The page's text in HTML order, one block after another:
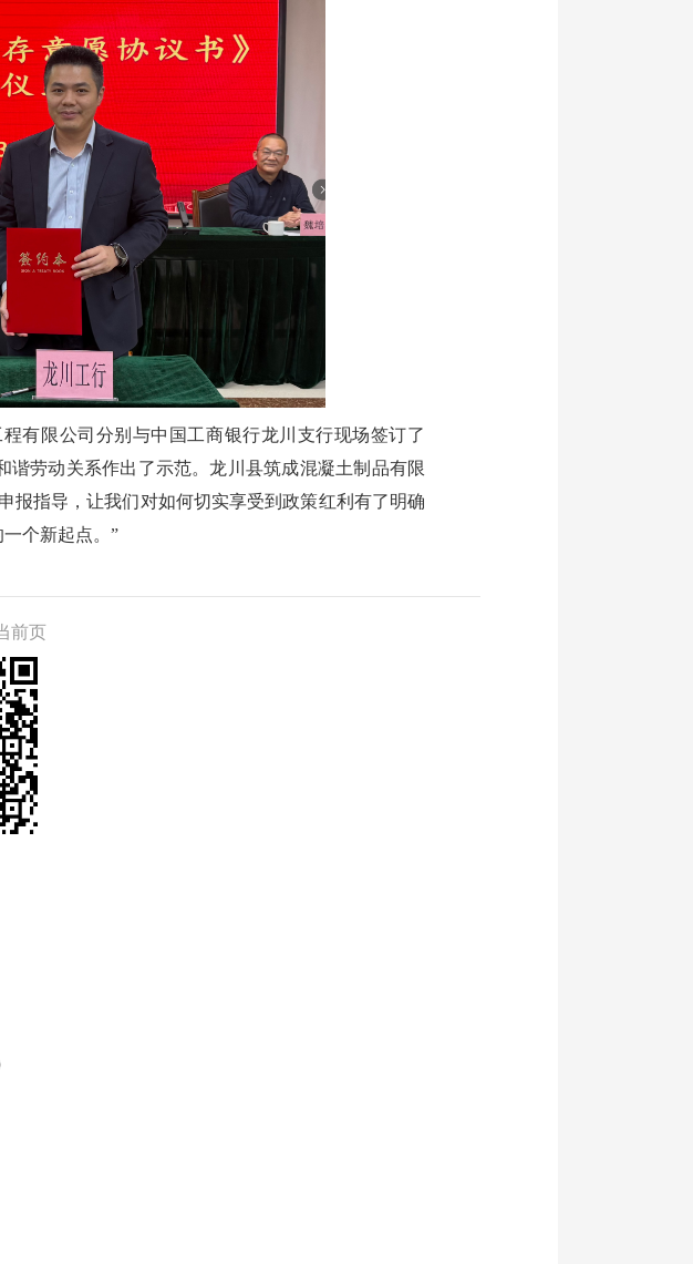
限公司分别与中国工商银行龙川支行现场签订了
谐劳动关系作出了示范。龙川县筑成混凝土制品有限
报指导，让我们对如何切实享受到政策红利有了明确
个新起点。”
前页